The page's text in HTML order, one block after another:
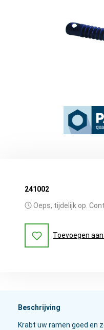
241002
Oeps, tijdelijk op.
Toevoegen
Beschrijving
Krabt uw ramen goed en